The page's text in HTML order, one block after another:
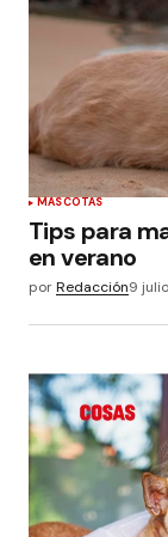
MASCOTAS
Tips para
en verano
porRedacción9